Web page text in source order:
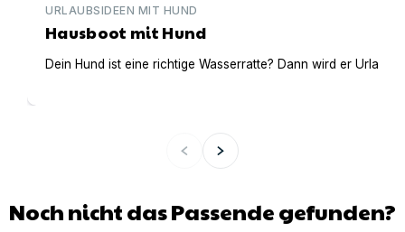
URLAUBSIDEEN MIT HUND
Hausboot mit Hund
Dein Hund ist eine richtige Wasserratte? Dann wird er
Noch nicht das Passende gefunden?